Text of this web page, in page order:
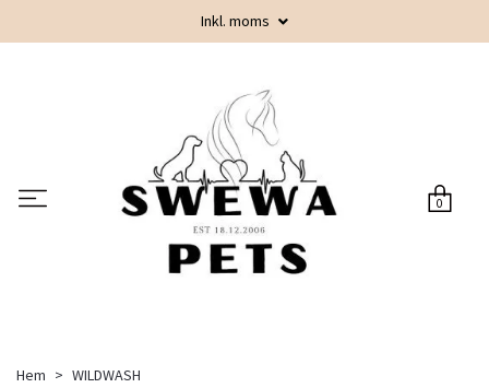
Inkl. moms
0
Hem
WILDWASH